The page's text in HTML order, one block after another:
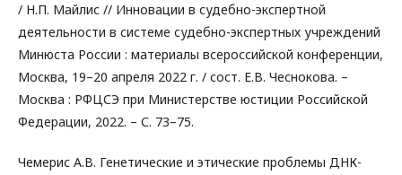
/ Н.П. Майлис // Инновации в судебно-экспертной
деятельности в системе судебно-экспертных учреждений
Минюста России : материалы всероссийской конференции,
Москва, 19–20 апреля 2022 г. / сост. Е.В. Чеснокова. –
Москва : РФЦСЭ при Министерстве юстиции Российской
Федерации, 2022. – С. 73–75.
Чемерис А.В. Генетические и этические проблемы ДНК-